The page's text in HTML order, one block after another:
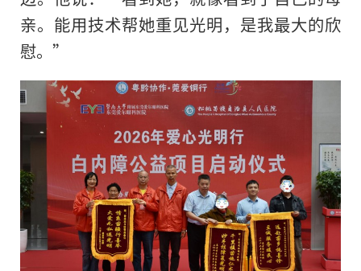
亲。能用技术帮她重见光明，是我最大的欣
慰。”